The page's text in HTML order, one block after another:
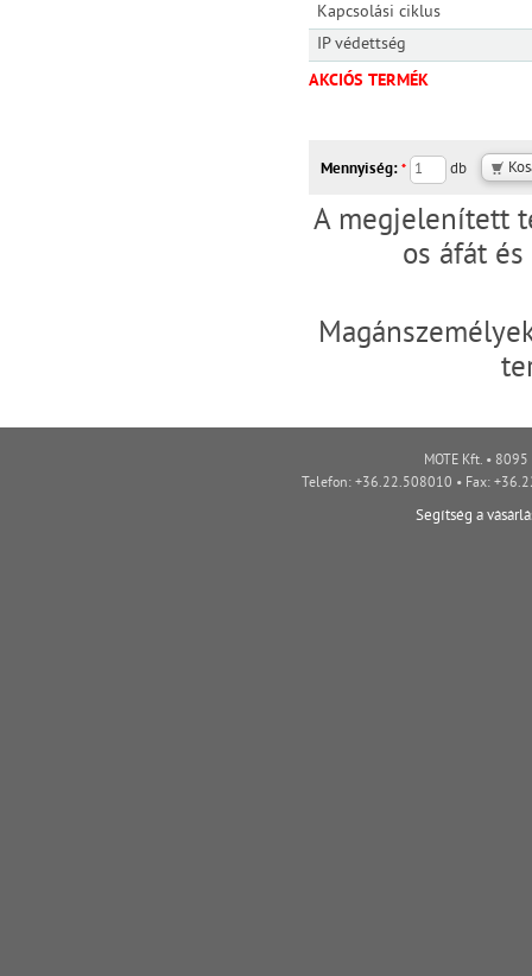
Kapcsolási ciklus
IP védettség
AKCIÓS TERMÉK
Mennyiség: * db
A megjelenített
os áfát
MOTE Kft. •
Telefon: +36.22.508010 • Fax:
Segítség a